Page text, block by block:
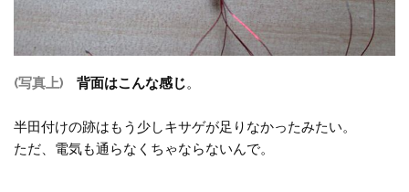
(写真上) 背面はこんな感じ。
半田付けの跡はもう少しキサゲが足りなかったみたい。
ただ、電気も通らなくちゃならないんで。